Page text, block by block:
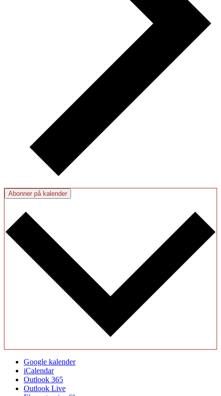
Abonner på kalender
Google kalender
iCalendar
Outlook 365
Outlook Live